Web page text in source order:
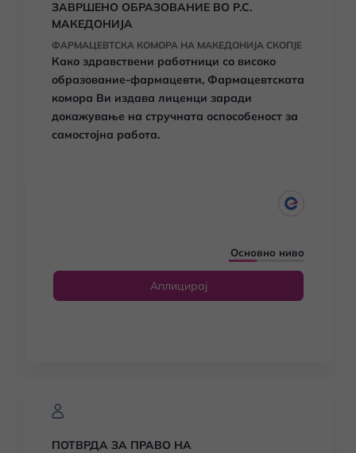
ЗАВРШЕНО ОБРАЗОВАНИЕ ВО Р.С.
МАКЕДОНИЈА
ФАРМАЦЕВТСКА КОМОРА НА МАКЕДОНИЈА СКОПЈЕ
Како здравствени работници со високо
образование-фармацевти, Фармацевтската
комора Ви издава лиценци заради
докажување на стручната оспособеност за
самостојна работа.
Основно ниво
Аплицирај
ПОТВРДА ЗА ПРАВО НА